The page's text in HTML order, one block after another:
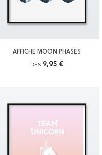
AFFICHE MOON PHASES
DÈS 9,95 €